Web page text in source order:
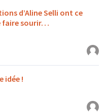
d’Aline Selli ont ce
faire sourir…
idée !